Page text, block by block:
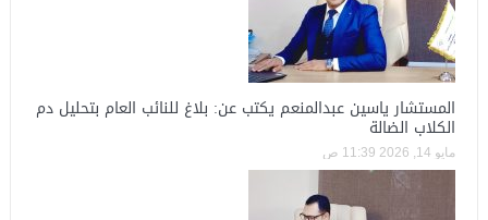
المستشار ياسين عبدالمنعم يكتب عن: بلاغ للنائب العام بتحليل دم
الكلاب الضالة
مايو 14, 2026 11:39 ص